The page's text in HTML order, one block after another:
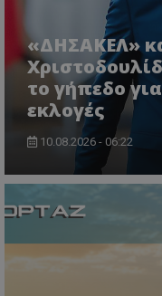
«ΔΗΣΑΚΕΛ»
το γήπεδο
εκλογές
10.08.2026 - 06:22